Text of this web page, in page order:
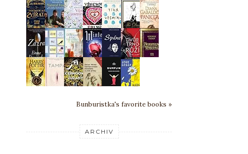
Bunburistka's favorite books »
ARCHIV